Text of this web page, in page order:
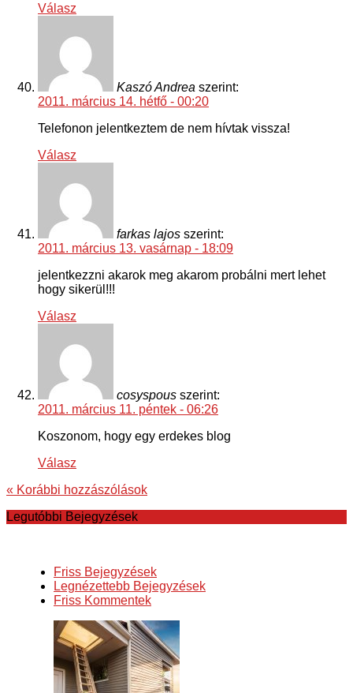
Válasz
Kaszó Andrea szerint:
2011. március 14. hétfő - 00:20
Telefonon jelentkeztem de nem hívtak vissza!
Válasz
farkas lajos szerint:
2011. március 13. vasárnap - 18:09
jelentkezzni akarok meg akarom probálni mert lehet
hogy sikerül!!!
Válasz
cosyspous szerint:
2011. március 11. péntek - 06:26
Koszonom, hogy egy erdekes blog
Válasz
« Korábbi hozzászólások
Legutóbbi Bejegyzések
Friss Bejegyzések
Legnézettebb Bejegyzések
Friss Kommentek